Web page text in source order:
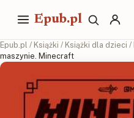
Epub.pl
Epub.pl / Książki / Książki dla dzieci /
maszynie. Minecraft